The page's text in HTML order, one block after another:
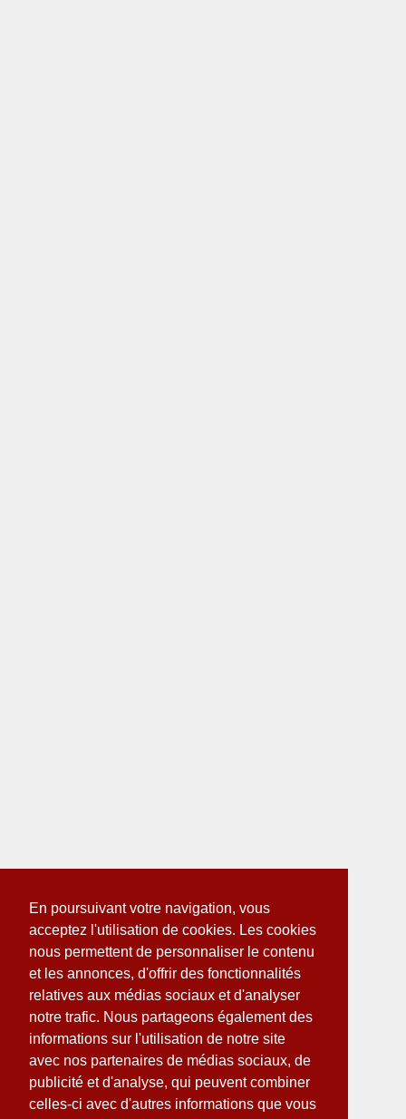
En poursuivant votre navigation, vous
acceptez l'utilisation de cookies. Les cookies
nous permettent de personnaliser le contenu
et les annonces, d'offrir des fonctionnalités
relatives aux médias sociaux et d'analyser
notre trafic. Nous partageons également des
informations sur l'utilisation de notre site
avec nos partenaires de médias sociaux, de
publicité et d'analyse, qui peuvent combiner
celles-ci avec d'autres informations que vous